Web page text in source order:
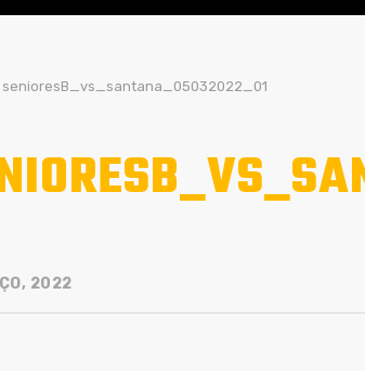
senioresB_vs_santana_05032022_01
2022